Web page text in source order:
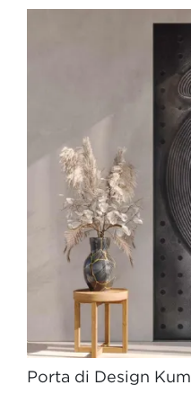
Porta di Design Kum